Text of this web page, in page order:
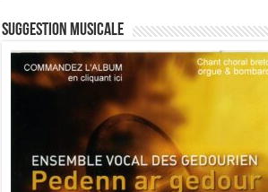
Suggestion musicale